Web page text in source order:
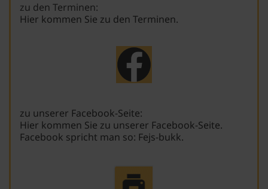
zu den Terminen:
Hier kommen Sie zu den Terminen.
zu unserer Facebook-Seite:
Hier kommen Sie zu unserer Facebook-Seite.
Facebook spricht man so: Fejs-bukk.